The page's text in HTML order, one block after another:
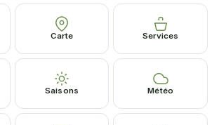
Carte Services
Saisons Météo